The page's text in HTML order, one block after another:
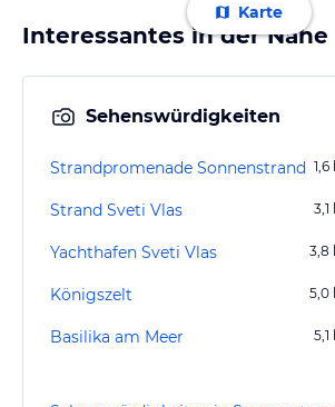
Karte
Interessantes in der Nähe
Sehenswürdigkeiten
Strandpromenade Sonnenstrand 1,6
Strand Sveti Vlas 3,1
Yachthafen Sveti Vlas 3,8
Königszelt 5,0
Basilika am Meer 5,1